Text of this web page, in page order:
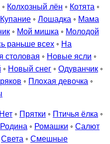
◦ Колхозный лён ◦ Котята ◦
Купание ◦ Лошадка ◦ Мама
◦ Мой мишка ◦ Молодой
раньше всех ◦ На
столовая ◦ Новые ясли ◦
◦ Новый снег ◦ Одуванчик ◦
◦ Плохая девочка ◦
◦ Прятки ◦ Птичья ёлка ◦
Родина ◦ Ромашки ◦ Салют
Света ◦ Смешные